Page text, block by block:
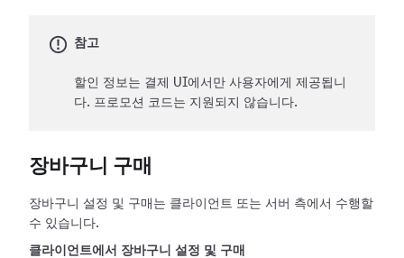
참고
할인 정보는 결제 UI에서만 사용자에게 제공됩니
다. 프로모션 코드는 지원되지 않습니다.
장바구니 구매
장바구니 설정 및 구매는 클라이언트 또는 서버 측에서 수행할
수 있습니다.
클라이언트에서 장바구니 설정 및 구매